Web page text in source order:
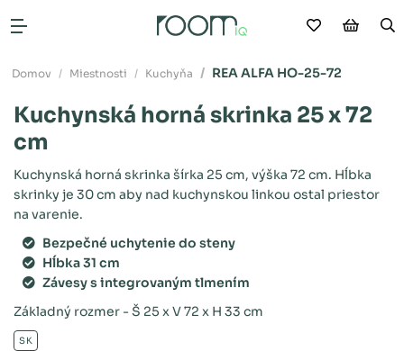
Otvoriť menu Moje
Domov Miestnosti Kuchyňa REA ALFA HO-25-72
Kuchynská horná skrinka 25 x 72
cm
Kuchynská horná skrinka šírka 25 cm, výška 72 cm. Hĺbka
skrinky je 30 cm aby nad kuchynskou linkou ostal priestor
na varenie.
Bezpečné uchytenie do steny
Hĺbka 31 cm
Závesy s integrovaným tlmením
Základný rozmer - Š 25 x V 72 x H 33 cm
SK